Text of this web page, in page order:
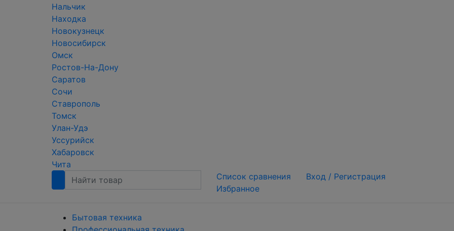
Нальчик
Находка
Новокузнецк
Новосибирск
Омск
Ростов-На-Дону
Саратов
Сочи
Ставрополь
Томск
Улан-Удэ
Уссурийск
Хабаровск
Чита
Список сравнения
Избранное
Вход / Регистрация
Бытовая техника